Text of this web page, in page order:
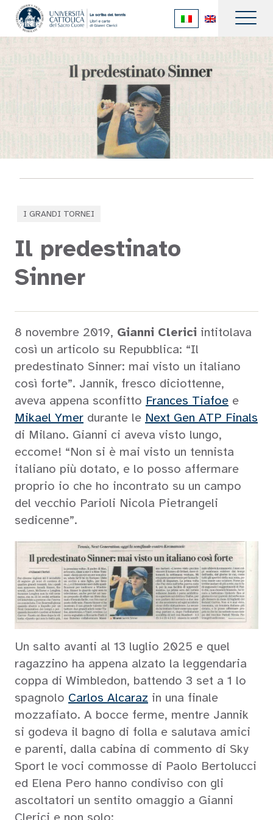
I GRANDI TORNEI
Il predestinato
Sinner
8 novembre 2019, Gianni Clerici intitolava
così un articolo su Repubblica: “Il
predestinato Sinner: mai visto un italiano
così forte”. Jannik, fresco diciottenne,
aveva appena sconfitto Frances Tiafoe e
Mikael Ymer durante le Next Gen ATP Finals
di Milano. Gianni ci aveva visto lungo,
eccome! “Non si è mai visto un tennista
italiano più dotato, e lo posso affermare
proprio io che ho incontrato su un campo
del vecchio Parioli Nicola Pietrangeli
sedicenne”.
Un salto avanti al 13 luglio 2025 e quel
ragazzino ha appena alzato la leggendaria
coppa di Wimbledon, battendo 3 set a 1 lo
spagnolo Carlos Alcaraz in una finale
mozzafiato. A bocce ferme, mentre Jannik
si godeva il bagno di folla e salutava amici
e parenti, dalla cabina di commento di Sky
Sport le voci commosse di Paolo Bertolucci
ed Elena Pero hanno condiviso con gli
ascoltatori un sentito omaggio a Gianni